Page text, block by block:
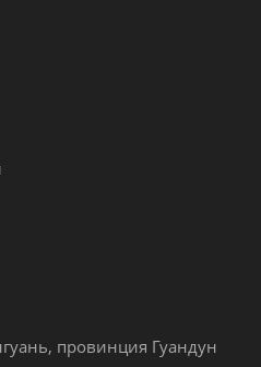
провинция Гуандун